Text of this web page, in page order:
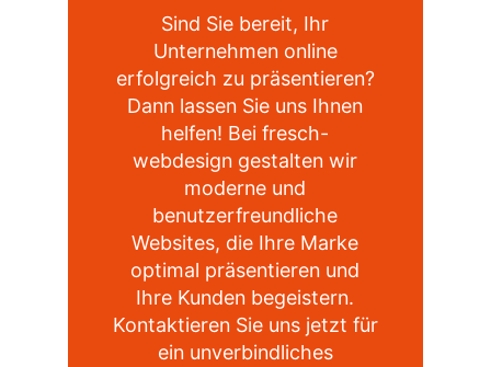
Sind Sie bereit, Ihr
Unternehmen online
erfolgreich zu präsentieren?
Dann lassen Sie uns Ihnen
helfen! Bei fresch-
webdesign gestalten wir
moderne und
benutzerfreundliche
Websites, die Ihre Marke
optimal präsentieren und
Ihre Kunden begeistern.
Kontaktieren Sie uns jetzt für
ein unverbindliches